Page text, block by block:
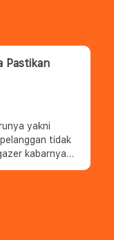
Pastikan
yakni
tidak
kabarnya